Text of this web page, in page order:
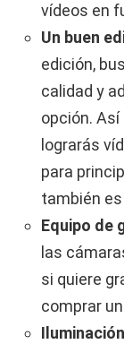
vídeos en
Un buen
edición,
calidad y
opción. Así
lograrás
para
también
Equipo de
las
si quiere
comprar